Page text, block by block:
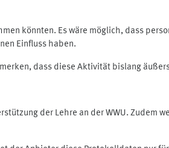
könnten. Es wäre möglich, dass
Einfluss haben.
dass diese Aktivität bislang
der Lehre an der WWU. Zudem